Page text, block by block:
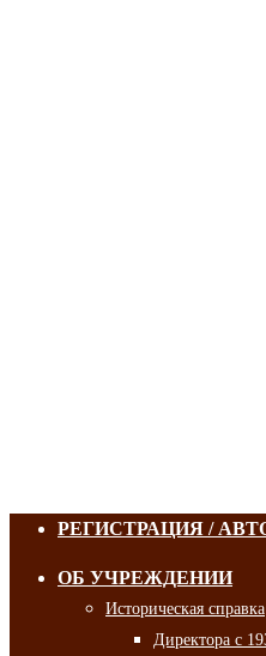
РЕГИСТРАЦИЯ /
ОБ УЧРЕЖДЕНИИ
Историческая справка
Директора с